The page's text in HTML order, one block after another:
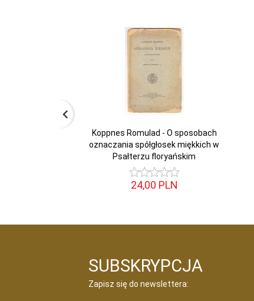
Koppnes Romulad - O sposobach
oznaczania spółgłosek miękkich w
Psałterzu floryańskim
24,00 PLN
SUBSKRYPCJA
Zapisz się do newslettera: